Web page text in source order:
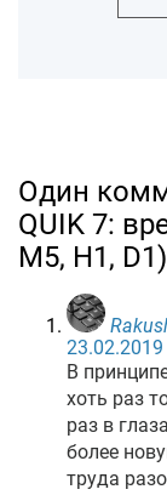
Один
QUIK 7:
М5, H1,
В
хоть раз
раз в
более
труда